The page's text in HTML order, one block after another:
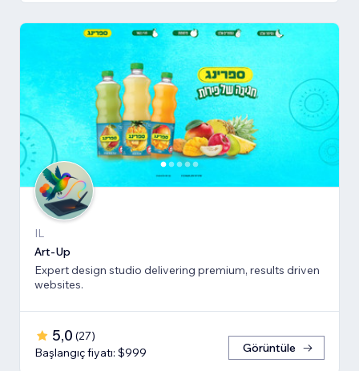
IL
Art-Up
Expert design studio delivering premium, results driven
websites.
5,0 (27)
Başlangıç fiyatı: $999
Görüntüle